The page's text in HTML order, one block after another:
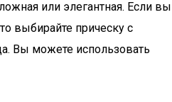
или элегантная. Если вы
выбирайте прическу с
Вы можете использовать